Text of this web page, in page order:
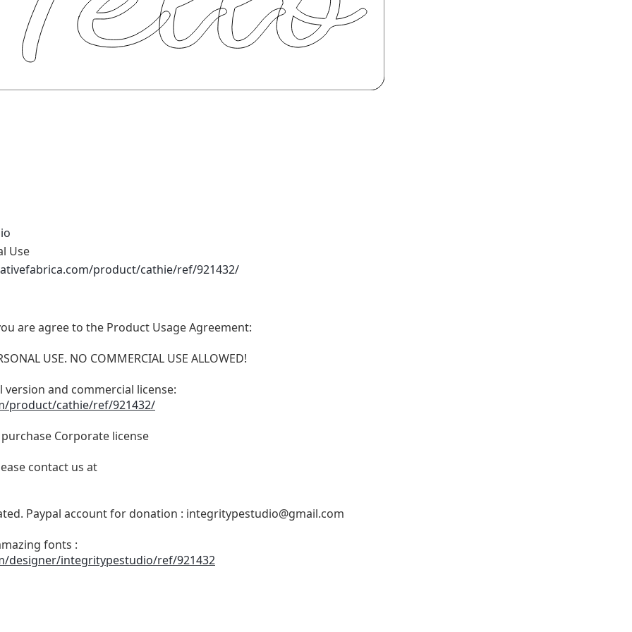
Use
product/cathie/ref/921432/
are agree to the Product Usage Agreement:
USE. NO COMMERCIAL USE ALLOWED!
and commercial license:
product/cathie/ref/921432/
Corporate license
contact us at
Paypal account for donation : integritypestudio@gmail.com
fonts :
designer/integritypestudio/ref/921432